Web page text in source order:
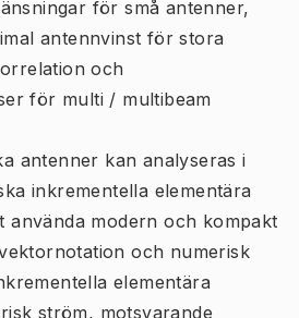
för små antenner,
antennvinst för stora
och
för multi / multibeam
antenner kan analyseras i
inkrementella elementära
använda modern och kompakt
och numerisk
elementära
ström, motsvarande